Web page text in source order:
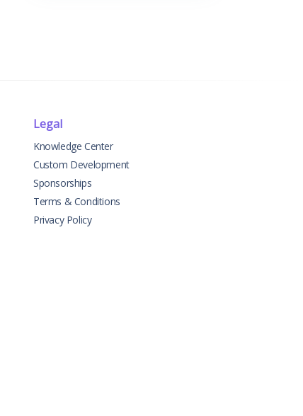
Legal
Knowledge Center
Custom Development
Sponsorships
Terms & Conditions
Privacy Policy